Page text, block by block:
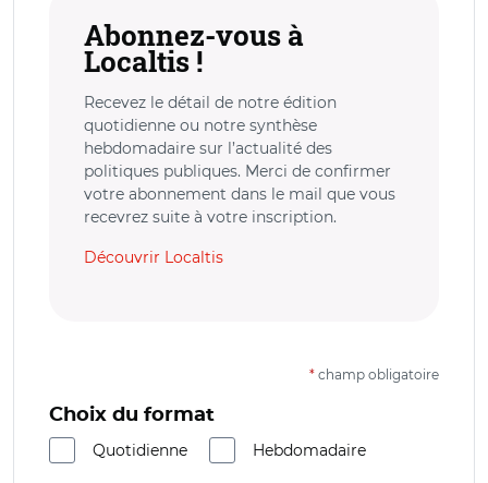
Abonnez-vous à
Localtis !
Recevez le détail de notre édition
quotidienne ou notre synthèse
hebdomadaire sur l’actualité des
politiques publiques. Merci de confirmer
votre abonnement dans le mail que vous
recevrez suite à votre inscription.
Découvrir Localtis
* champ obligatoire
Choix du format
Quotidienne
Hebdomadaire